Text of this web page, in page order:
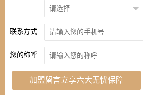
联系方式
您的称呼
加盟留言立享六大无忧保障